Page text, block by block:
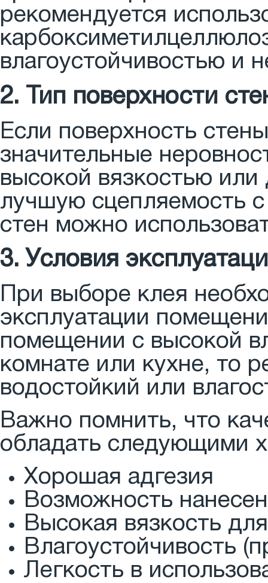
рекомендуется
влагоустойчивостью и
2. Тип поверхности
Если поверхность
значительные
высокой вязкостью
лучшую сцепляемость
стен можно
3. Условия
При выборе клея
эксплуатации
помещении с высокой
комнате или кухне, то
водостойкий или
Важно помнить, что
обладать следующими
Хорошая адгезия
Возможность
Высокая вязкость
Влагоустойчивость
Легкость в